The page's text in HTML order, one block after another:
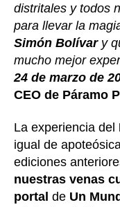
distritales y todos
para llevar la
Simón Bolívar y
mucho mejor
24 de marzo de
CEO de Páramo
La experiencia del
igual de
ediciones
nuestras venas
portal de Un